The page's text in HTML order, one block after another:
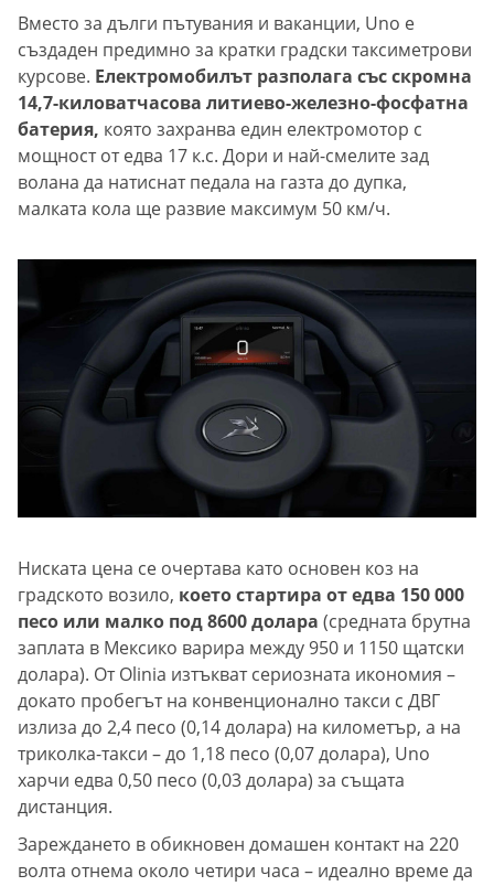
Вместо за дълги пътувания и ваканции, Uno е
създаден предимно за кратки градски таксиметрови
курсове. Електромобилът разполага със скромна
14,7-киловатчасова литиево-железно-фосфатна
батерия, която захранва един електромотор с
мощност от едва 17 к.с. Дори и най-смелите зад
волана да натиснат педала на газта до дупка,
малката кола ще развие максимум 50 км/ч.
Ниската цена се очертава като основен коз на
градското возило, което стартира от едва 150 000
песо или малко под 8600 долара (средната брутна
заплата в Мексико варира между 950 и 1150 щатски
долара). От Olinia изтъкват сериозната икономия –
докато пробегът на конвенционално такси с ДВГ
излиза до 2,4 песо (0,14 долара) на километър, а на
триколка-такси – до 1,18 песо (0,07 долара), Uno
харчи едва 0,50 песо (0,03 долара) за същата
дистанция.
Зареждането в обикновен домашен контакт на 220
волта отнема около четири часа – идеално време да